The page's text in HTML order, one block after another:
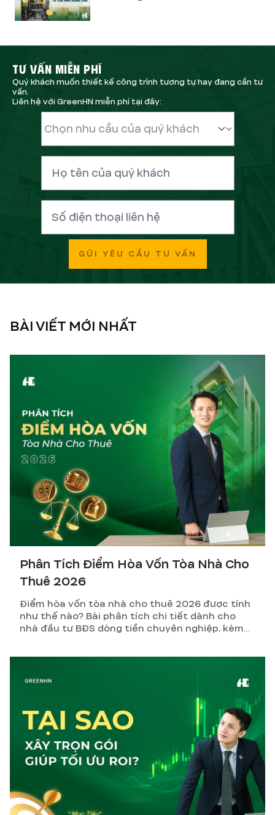
TƯ VẤN MIỄN PHÍ
Quý khách muốn thiết kế công trình tương tự hay đang cần tư
vấn.
Liên hệ với GreenHN miễn phí tại đây:
GỬI YÊU CẦU TƯ VẤN
BÀI VIẾT MỚI NHẤT
Phân Tích Điểm Hòa Vốn Tòa Nhà Cho
Thuê 2026
Điểm hòa vốn tòa nhà cho thuê 2026 được tính
như thế nào? Bài phân tích chi tiết dành cho
nhà đầu tư BĐS dòng tiền chuyên nghiệp, kèm